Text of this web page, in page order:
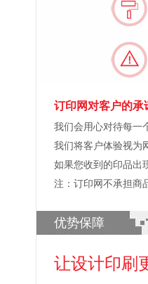
订印网对客户的承
我们会用心对待每一
我们将客户体验视为
如果您收到的印品出
注：订印网不承担商
优势保障
让设计印刷